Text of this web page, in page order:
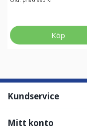
Köp
Kundservice
Mitt konto